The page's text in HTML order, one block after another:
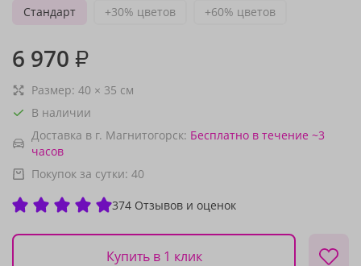
Стандарт
+30% цветов +60% цветов
6 970 ₽
Размер: 40 × 35 см
В наличии
Доставка в г. Магнитогорск: Бесплатно в течение ~3
часов
Покупок за сутки: 40
374 Отзывов и оценок
Купить в 1 клик